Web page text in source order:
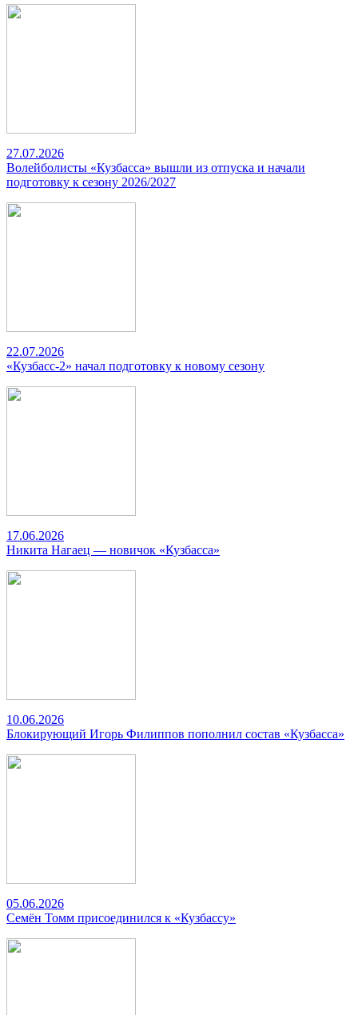
27.07.2026
Волейболисты «Кузбасса» вышли из отпуска и начали
подготовку к сезону 2026/2027
22.07.2026
«Кузбасс-2» начал подготовку к новому сезону
17.06.2026
Никита Нагаец — новичок «Кузбасса»
10.06.2026
Блокирующий Игорь Филиппов пополнил состав «Кузбасса»
05.06.2026
Семён Томм присоединился к «Кузбассу»